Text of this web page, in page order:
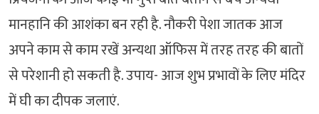
मानहानि की आशंका बन रही है. नौकरी पेशा जातक आज
अपने काम से काम रखें अन्यथा ऑफिस में तरह तरह की बातों
से परेशानी हो सकती है. उपाय- आज शुभ प्रभावों के लिए मंदिर
में घी का दीपक जलाएं.